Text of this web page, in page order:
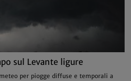
sul Levante ligure
per piogge diffuse e temporali a